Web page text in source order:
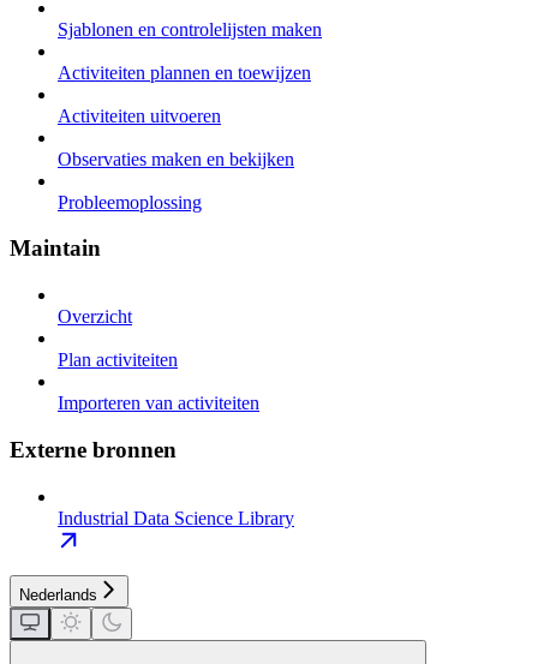
Sjablonen en controlelijsten maken
Activiteiten plannen en toewijzen
Activiteiten uitvoeren
Observaties maken en bekijken
Probleemoplossing
Maintain
Overzicht
Plan activiteiten
Importeren van activiteiten
Externe bronnen
Industrial Data Science Library
Nederlands